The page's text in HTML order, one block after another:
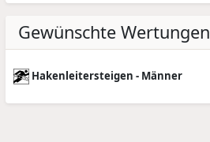
Gewünschte Wertungen
Hakenleitersteigen - Männer